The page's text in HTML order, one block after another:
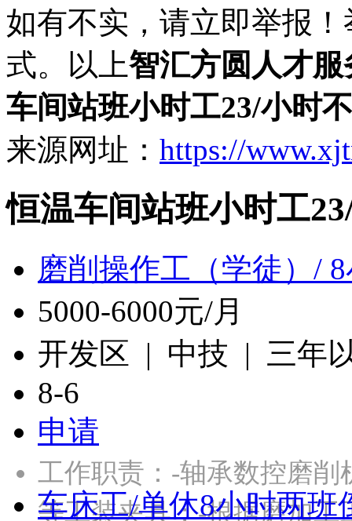
如有不实，请立即举报
式。以上智汇方圆人才
车间站班小时工23/小时
来源网址： https://
恒温车间站班小时工
磨削操作工（学徒）/
5000-6000元/月
开发区 | 中技 | 三年
8-6
申请
工作职责：-轴承数控磨
等工装夹具；-根据磨加
车床工/单休8小时两班